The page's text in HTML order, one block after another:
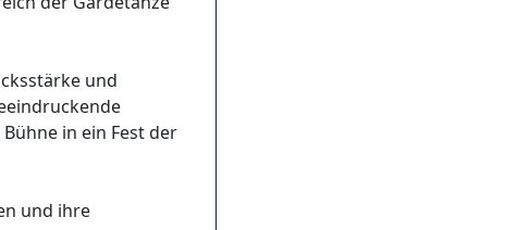
und
in ein Fest der
und ihre